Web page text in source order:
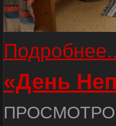
«День